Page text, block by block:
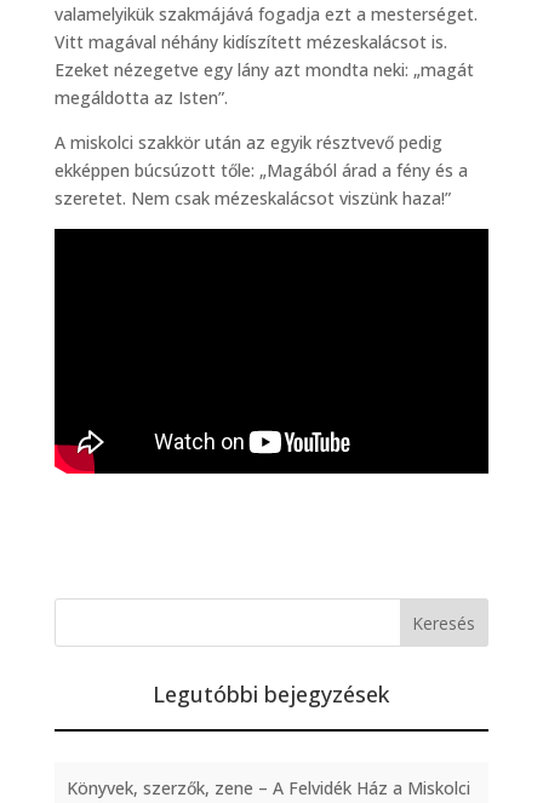
valamelyikük szakmájává fogadja ezt a mesterséget.
Vitt magával néhány kidíszített mézeskalácsot is.
Ezeket nézegetve egy lány azt mondta neki: „magát
megáldotta az Isten”.
A miskolci szakkör után az egyik résztvevő pedig
ekképpen búcsúzott tőle: „Magából árad a fény és a
szeretet. Nem csak mézeskalácsot viszünk haza!”
Legutóbbi bejegyzések
Könyvek, szerzők, zene – A Felvidék Ház a Miskolci